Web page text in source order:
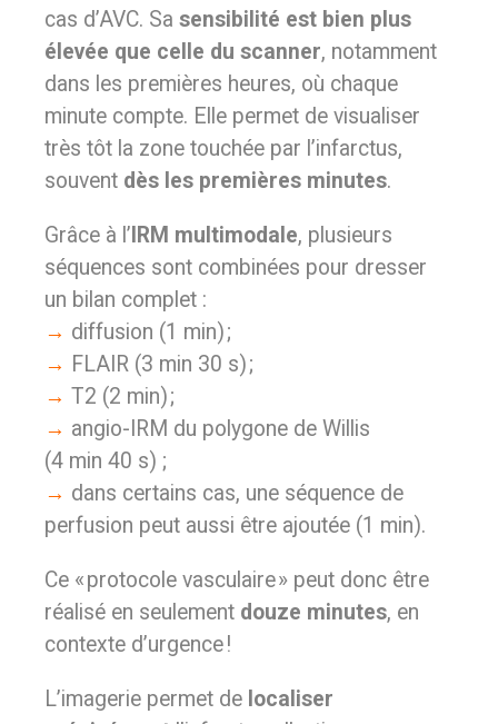
cas d’AVC. Sa sensibilité est bien plus
élevée que celle du scanner, notamment
dans les premières heures, où chaque
minute compte. Elle permet de visualiser
très tôt la zone touchée par l’infarctus,
souvent dès les premières minutes.
Grâce à l’ IRM multimodale, plusieurs
séquences sont combinées pour dresser
un bilan complet :
→ diffusion (1 min) ;
→ FLAIR (3 min 30 s) ;
→ T2 (2 min) ;
→ angio-IRM du polygone de Willis
(4 min 40 s) ;
→ dans certains cas, une séquence de
perfusion peut aussi être ajoutée (1 min).
Ce « protocole vasculaire » peut donc être
réalisé en seulement douze minutes, en
contexte d’urgence !
L’imagerie permet de localiser